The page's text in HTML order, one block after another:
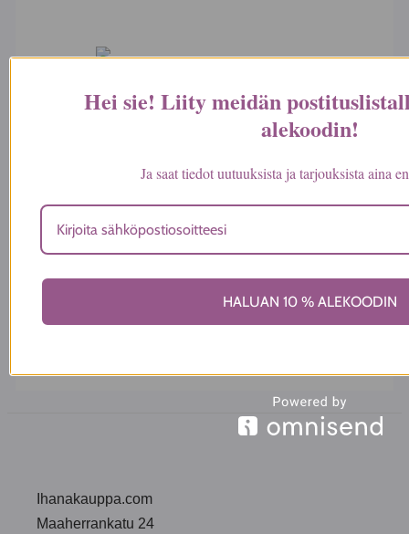
Pastunette
pitkähihainen yöpaita,
mustavalkoinen
Voit tehdä valinnat tuotteen sivulla.
Ihanakauppa.com
Maaherrankatu 24
Hei sie! Liity meidän
alekoodin!
Ja saat tiedot uutuuksista ja tarjouksista aina
HALUAN 10 % ALEKOODIN